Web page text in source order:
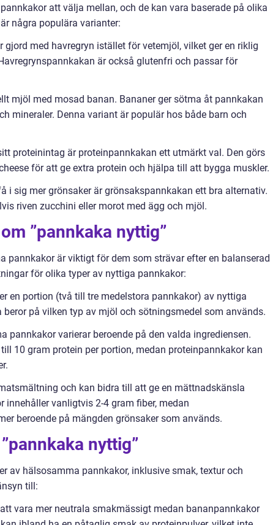
att välja mellan, och de kan vara baserade på olika
några populära varianter:
gjord med havregryn istället för vetemjöl, vilket ger en riklig
är också glutenfri och passar för
mjöl med mosad banan. Bananer ger sötma åt pannkakan
mineraler. Denna variant är populär hos både barn och
proteinintag är proteinpannkakan ett utmärkt val. Den görs
för att ge extra protein och hjälpa till att bygga muskler.
i sig mer grönsaker är grönsakspannkakan ett bra alternativ.
riven zucchini eller morot med ägg och mjöl.
”pannkaka nyttig”
pannkakor är viktigt för dem som strävar efter en balanserad
för olika typer av nyttiga pannkakor:
en portion (två till tre medelstora pannkakor) av nyttiga
på vilken typ av mjöl och sötningsmedel som används.
pannkakor varierar beroende på den valda ingrediensen.
10 gram protein per portion, medan proteinpannkakor kan
och kan bidra till att ge en mättnadskänsla
innehåller vanligtvis 2-4 gram fiber, medan
beroende på mängden grönsaker som används.
nyttig”
av hälsosamma pannkakor, inklusive smak, textur och
till:
vara mer neutrala smakmässigt medan bananpannkakor